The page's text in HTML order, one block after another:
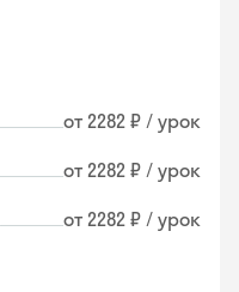
от 2282 ₽ / урок
от 2282 ₽ / урок
от 2282 ₽ / урок